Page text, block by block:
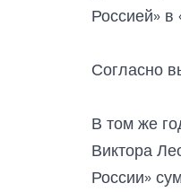
Россией» в
Согласно
В том же
Виктора
России»